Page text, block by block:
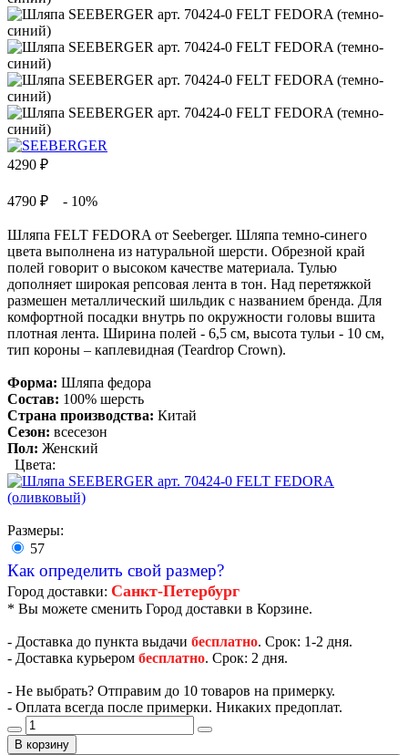
4290 ₽
4790 ₽ - 10%
Шляпа FELT FEDORA от Seeberger. Шляпа темно-синего
цвета выполнена из натуральной шерсти. Обрезной край
полей говорит о высоком качестве материала. Тулью
дополняет широкая репсовая лента в тон. Над перетяжкой
размешен металлический шильдик с названием бренда. Для
комфортной посадки внутрь по окружности головы вшита
плотная лента. Ширина полей - 6,5 см, высота тульи - 10 см,
тип короны – каплевидная (Teardrop Crown).
Форма: Шляпа федора
Состав: 100% шерсть
Страна производства: Китай
Сезон: всесезон
Пол: Женский
Цвета:
Размеры:
57
Как определить свой размер?
Город доставки: Санкт-Петербург
* Вы можете сменить Город доставки в Корзине.
- Доставка до пункта выдачи бесплатно. Срок: 1-2 дня.
- Доставка курьером бесплатно. Срок: 2 дня.
- Не выбрать? Отправим до 10 товаров на примерку.
- Оплата всегда после примерки. Никаких предоплат.
В корзину